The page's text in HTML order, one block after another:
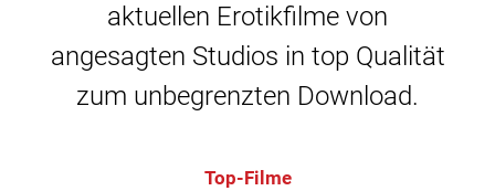
aktuellen Erotikfilme von
angesagten Studios in top Qualität
zum unbegrenzten Download.
Top-Filme